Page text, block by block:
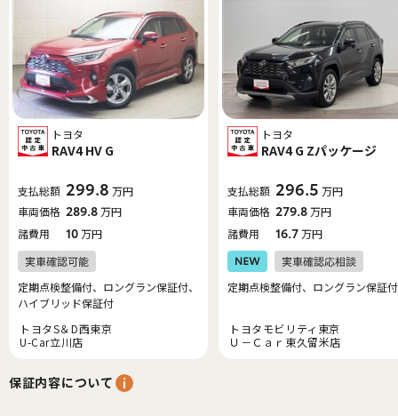
トヨタ
RAV4 HV G
支払総額 299.8 万円
車両価格 289.8万円
諸費用
10万円
定期点検整備付、ロングラン保証付、
ハイブリッド保証付
トヨタS＆D西東京
U-Car立川店
トヨタ
RAV4 G Zパッケージ
支払総額 296.5 万円
車両価格 279.8万円
諸費用
16.7万円
定期点検整備付、ロングラン保証付
トヨタモビリティ東京
Ｕ－Ｃａｒ東久留米店
保証内容について